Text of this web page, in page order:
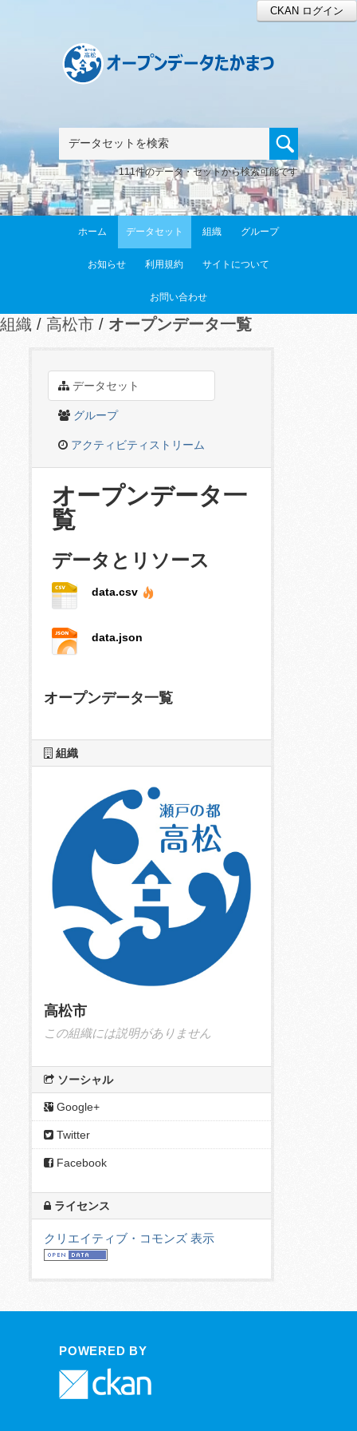
CKAN ログイン
111件のデータ・セットから検索可能です
ホーム データセット 組織 グループ
お知らせ 利用規約 サイトについて
お問い合わせ
組織 高松市 オープンデータ一覧
データセット
グループ
アクティビティストリーム
オープンデータ一
覧
データとリソース
data.csv
data.json
オープンデータ一覧
組織
高松市
この組織には説明がありません
ソーシャル
Google+
Twitter
Facebook
ライセンス
クリエイティブ・コモンズ 表示
POWERED BY